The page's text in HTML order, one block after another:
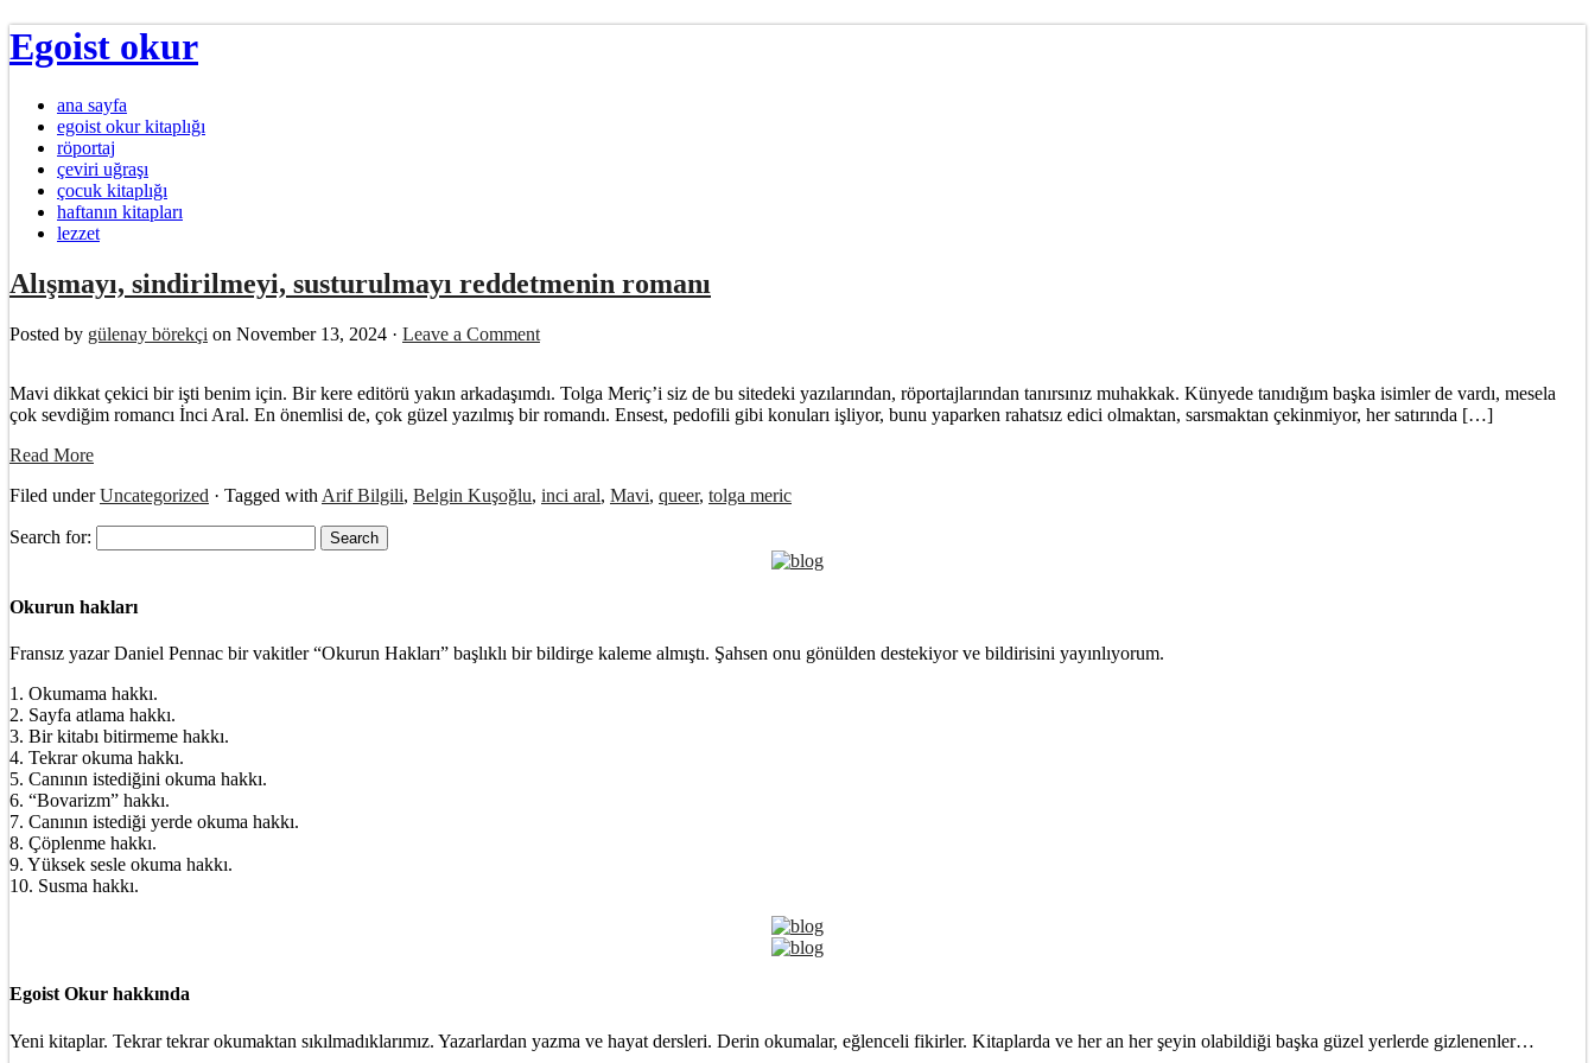
Egoist okur
ana sayfa
egoist okur kitaplığı
röportaj
çeviri uğraşı
çocuk kitaplığı
haftanın kitapları
lezzet
Alışmayı, sindirilmeyi, susturulmayı reddetmenin romanı
Posted by gülenay börekçi on November 13, 2024 · Leave a Comment
Mavi dikkat çekici bir işti benim için. Bir kere editörü yakın arkadaşımdı. Tolga Meriç’i siz de bu sitedeki yazılarından, röportajlarından tanırsınız muhakkak. Künyede tanıdığım başka isimler de vardı, mesela
çok sevdiğim romancı İnci Aral. En önemlisi de, çok güzel yazılmış bir romandı. Ensest, pedofili gibi konuları işliyor, bunu yaparken rahatsız edici olmaktan, sarsmaktan çekinmiyor, her satırında […]
Read More
Filed underUncategorized · Tagged with Arif Bilgili, Belgin Kuşoğlu, inci aral, Mavi, queer, tolga meric
Search for:
Okurun hakları
Fransız yazar Daniel Pennac bir vakitler “Okurun Hakları” başlıklı bir bildirge kaleme almıştı. Şahsen onu gönülden destekiyor ve bildirisini yayınlıyorum.
1. Okumama hakkı.
2. Sayfa atlama hakkı.
3. Bir kitabı bitirmeme hakkı.
4. Tekrar okuma hakkı.
5. Canının istediğini okuma hakkı.
6. “Bovarizm” hakkı.
7. Canının istediği yerde okuma hakkı.
8. Çöplenme hakkı.
9. Yüksek sesle okuma hakkı.
10. Susma hakkı.
Egoist Okur hakkında
Yeni kitaplar. Tekrar tekrar okumaktan sıkılmadıklarımız. Yazarlardan yazma ve hayat dersleri. Derin okumalar, eğlenceli fikirler. Kitaplarda ve her an her şeyin olabildiği başka güzel yerlerde gizlenenler…